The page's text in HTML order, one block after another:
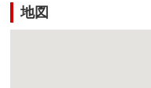
地図